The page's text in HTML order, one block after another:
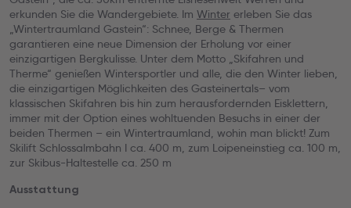
erkunden Sie die Wandergebiete. Im Winter erleben Sie das
„Wintertraumland Gastein“: Schnee, Berge & Thermen
garantieren eine neue Dimension der Erholung vor einer
einzigartigen Bergkulisse. Unter dem Motto „Skifahren und
Therme“ genießen Wintersportler und alle, die den Winter lieben,
die einzigartigen Möglichkeiten des Gasteinertals– vom
klassischen Skifahren bis hin zum herausfordernden Eisklettern,
immer mit der Option eines wohltuenden Besuchs in einer der
beiden Thermen – ein Wintertraumland, wohin man blickt! Zum
Skilift Schlossalmbahn I ca. 400 m, zum Loipeneinstieg ca. 100 m,
zur Skibus-Haltestelle ca. 250 m
Ausstattung